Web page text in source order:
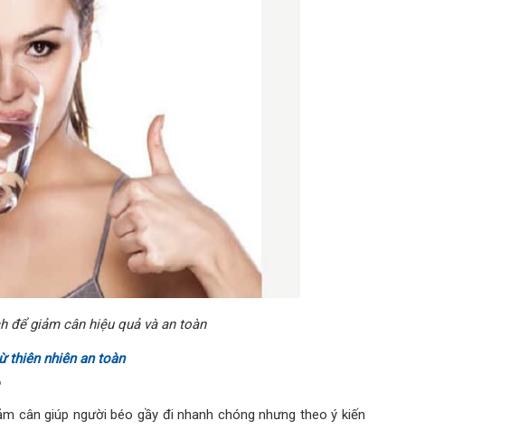
để giảm cân hiệu quả và an toàn
thiên nhiên an toàn
cân giúp người béo gầy đi nhanh chóng nhưng theo ý kiến